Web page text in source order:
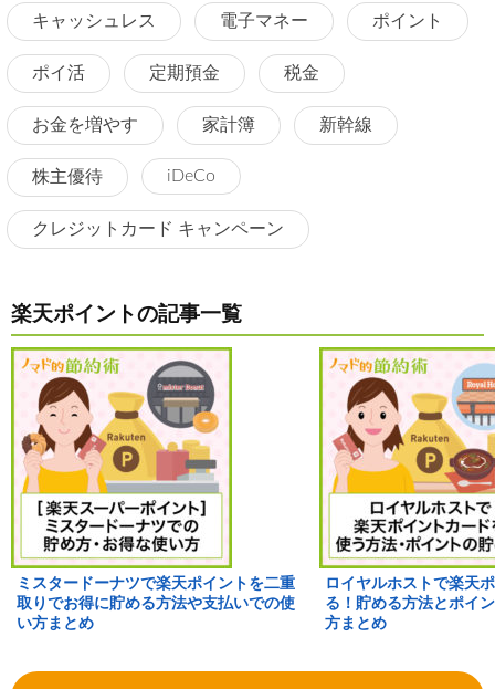
キャッシュレス 電子マネー ポイント
ポイ活 定期預金 税金
お金を増やす 家計簿 新幹線
株主優待 iDeCo
クレジットカード キャンペーン
楽天ポイントの記事一覧
ミスタードーナツで楽天ポイントを二重
取りでお得に貯める方法や支払いでの使
い方まとめ
ロイヤルホストで楽天
る！貯める方法とポイ
方まとめ